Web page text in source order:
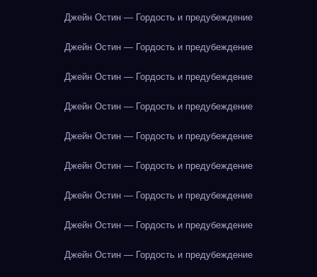
Джейн Остин — Гордость и предубеждение
Джейн Остин — Гордость и предубеждение
Джейн Остин — Гордость и предубеждение
Джейн Остин — Гордость и предубеждение
Джейн Остин — Гордость и предубеждение
Джейн Остин — Гордость и предубеждение
Джейн Остин — Гордость и предубеждение
Джейн Остин — Гордость и предубеждение
Джейн Остин — Гордость и предубеждение